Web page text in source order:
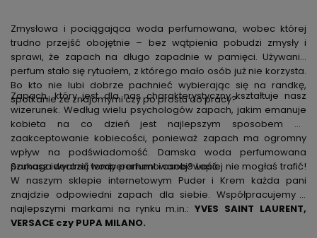
Zmysłowa i pociągająca woda perfumowana, wobec której
trudno przejść obojętnie – bez wątpienia pobudzi zmysły i
sprawi, że zapach na długo zapadnie w pamięci. Używanie
perfum stało się rytuałem, z którego mało osób już nie korzysta.
Bo kto nie lubi dobrze pachnieć wybierając się na randkę,
spotkanie ze znajomymi czy po prostu do pracy?
Zapach, który jest dla nas charakterystyczny kształtuje nasz
wizerunek. Według wielu psychologów zapach, jakim emanuje
kobieta na co dzień jest najlepszym sposobem na
zaakceptowanie kobiecości, ponieważ zapach ma ogromny
wpływ na podświadomość. Damska woda perfumowana
pomaga wyrazić temperament i osobowość.
Szukasz idealnej wody perfumowanej? Lepiej nie mogłaś trafić!
W naszym sklepie internetowym Puder i Krem każda pani
znajdzie odpowiedni zapach dla siebie. Współpracujemy z
najlepszymi markami na rynku m.in.: YVES SAINT LAURENT,
VERSACE czy PUPA MILANO.